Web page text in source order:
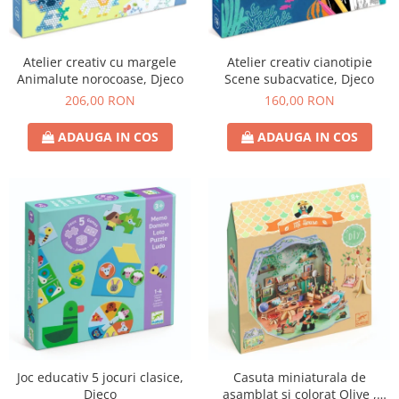
Atelier creativ cu margele
Animalute norocoase, Djeco
206,00 RON
ADAUGA IN COS
Atelier creativ cianotipie
Scene subacvatice, Djeco
160,00 RON
ADAUGA IN COS
Joc educativ 5 jocuri clasice,
Djeco
Casuta miniaturala de
asamblat si colorat Olive ,